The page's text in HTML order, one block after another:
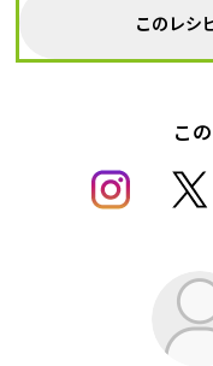
このレシ
こ